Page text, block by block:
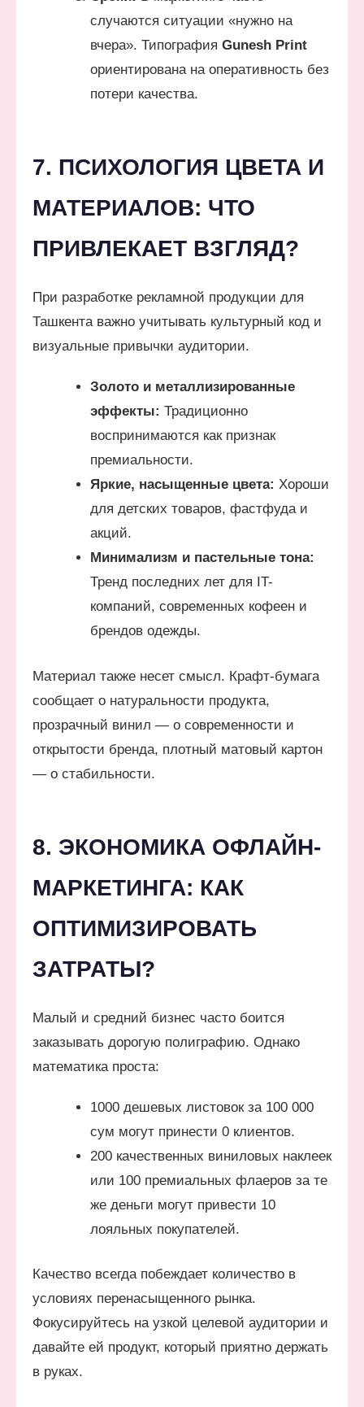
случаются ситуации «нужно на
вчера». Типография Gunesh Print
ориентирована на оперативность без
потери качества.
7. ПСИХОЛОГИЯ ЦВЕТА И
МАТЕРИАЛОВ: ЧТО
ПРИВЛЕКАЕТ ВЗГЛЯД?
При разработке рекламной продукции для
Ташкента важно учитывать культурный код и
визуальные привычки аудитории.
Золото и металлизированные
эффекты: Традиционно
воспринимаются как признак
премиальности.
Яркие, насыщенные цвета: Хороши
для детских товаров, фастфуда и
акций.
Минимализм и пастельные тона:
Тренд последних лет для IT-
компаний, современных кофеен и
брендов одежды.
Материал также несет смысл. Крафт-бумага
сообщает о натуральности продукта,
прозрачный винил — о современности и
открытости бренда, плотный матовый картон
— о стабильности.
8. ЭКОНОМИКА ОФЛАЙН-
МАРКЕТИНГА: КАК
ОПТИМИЗИРОВАТЬ
ЗАТРАТЫ?
Малый и средний бизнес часто боится
заказывать дорогую полиграфию. Однако
математика проста:
1000 дешевых листовок за 100 000
сум могут принести 0 клиентов.
200 качественных виниловых наклеек
или 100 премиальных флаеров за те
же деньги могут привести 10
лояльных покупателей.
Качество всегда побеждает количество в
условиях перенасыщенного рынка.
Фокусируйтесь на узкой целевой аудитории и
давайте ей продукт, который приятно держать
в руках.